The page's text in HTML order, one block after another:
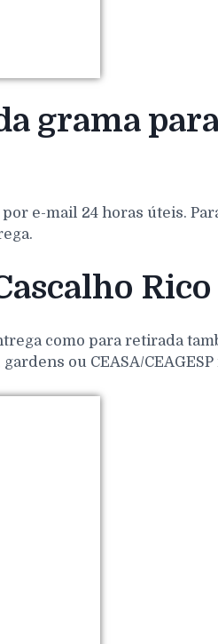
grama
e-mail 24 horas úteis.
Rico
como para retirada
ou CEASA/